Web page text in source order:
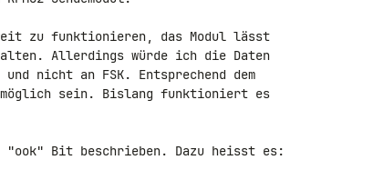
zu funktionieren, das Modul lässt
Allerdings würde ich die Daten
nicht an FSK. Entsprechend dem
sein. Bislang funktioniert es
Bit beschrieben. Dazu heisst es: